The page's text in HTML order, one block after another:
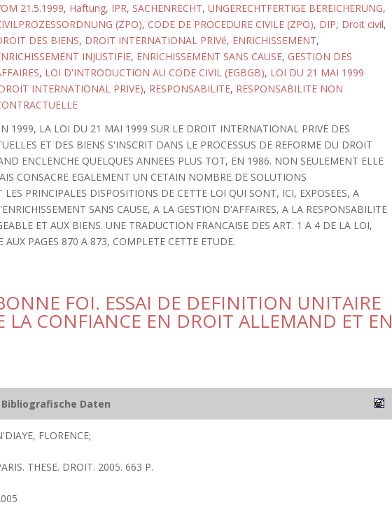
21.5.1999, Haftung, IPR, SACHENRECHT, UNGERECHTFERTIGE BEREICHERUNG,
(ZPO), CODE DE PROCEDURE CIVILE (ZPO), DIP, Droit civil,
DES BIENS, DROIT INTERNATIONAL PRIVé, ENRICHISSEMENT,
INJUSTIFIE, ENRICHISSEMENT SANS CAUSE, GESTION DES
, LOI D'INTRODUCTION AU CODE CIVIL (EGBGB), LOI DU 21 MAI 1999
INTERNATIONAL PRIVE), RESPONSABILITE, RESPONSABILITE NON
1999, LA LOI DU 21 MAI 1999 SUR LE DROIT INTERNATIONAL PRIVE DES
ET DES BIENS S'INSCRIT DANS LE PROCESSUS DE REFORME DU DROIT
ENCLENCHE QUELQUES ANNEES PLUS TOT, EN 1986. NON SEULEMENT ELLE
CONSACRE EGALEMENT UN CETAIN NOMBRE DE SOLUTIONS
LES PRINCIPALES DISPOSITIONS DE CETTE LOI QUI SONT, ICI, EXPOSEES, A
SANS CAUSE, A LA GESTION D'AFFAIRES, A LA RESPONSABILITE
ET AUX BIENS. UNE TRADUCTION FRANCAISE DES ART. 1 A 4 DE LA LOI,
AUX PAGES 870 A 873, COMPLETE CETTE ETUDE.
FOI. ESSAI DE DEFINITION UNITAIRE
LA CONFIANCE EN DROIT ALLEMAND ET EN
Daten
FLORENCE;
THESE. DROIT. 2005. 663 P.